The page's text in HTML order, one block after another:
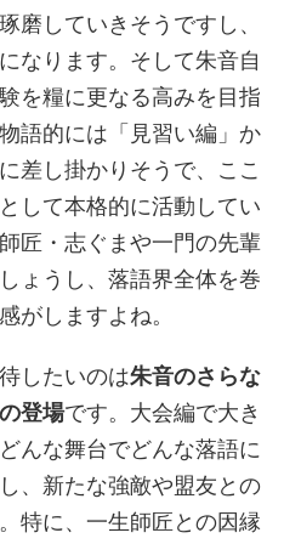
磨していきそうですし、
なります。そして朱音自
を糧に更なる高みを目指
語的には「見習い編」か
差し掛かりそうで、ここ
して本格的に活動してい
匠・志ぐまや一門の先輩
ょうし、落語界全体を巻
がしますよね。
したいのは朱音のさらな
登場です。大会編で大き
んな舞台でどんな落語に
、新たな強敵や盟友との
特に、一生師匠との因縁